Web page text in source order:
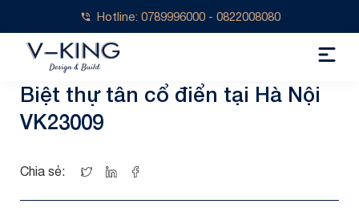
Hotline: 0789996000 - 0822008080
Biệt thự tân cổ điển tại Hà Nội
VK23009
Chia sẻ: